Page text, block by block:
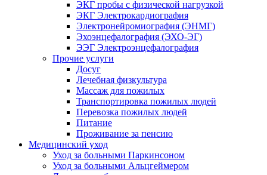
ЭКГ пробы с физической нагрузкой
ЭКГ Электрокардиография
Электронейромиография (ЭНМГ)
Эхоэнцефалография (ЭХО-ЭГ)
ЭЭГ Электроэнцефалография
Прочие услуги
Досуг
Лечебная физкультура
Массаж для пожилых
Транспортировка пожилых людей
Перевозка пожилых людей
Питание
Проживание за пенсию
Медицинский уход
Уход за больными Паркинсоном
Уход за больными Альцгеймером